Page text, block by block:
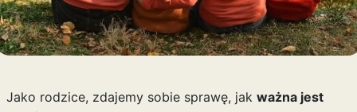
Jako rodzice, zdajemy sobie sprawę, jak ważna jest